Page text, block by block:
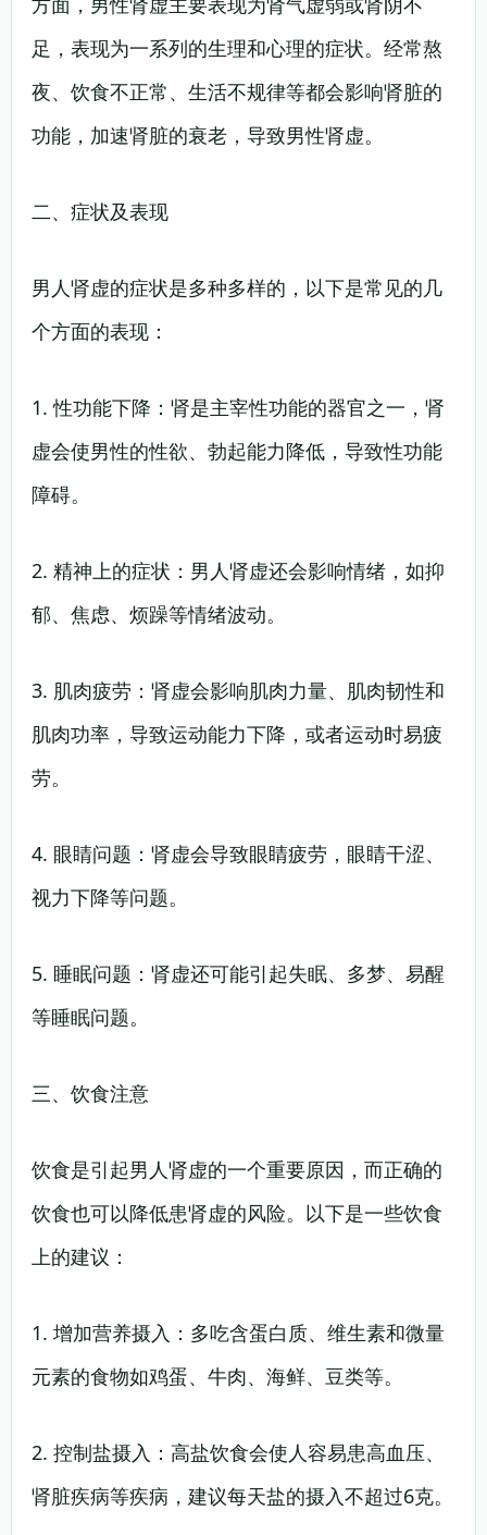
足，表现为一系列的生理和心理的症状。经常熬
夜、饮食不正常、生活不规律等都会影响肾脏的
功能，加速肾脏的衰老，导致男性肾虚。
二、症状及表现
男人肾虚的症状是多种多样的，以下是常见的几
个方面的表现：
1. 性功能下降：肾是主宰性功能的器官之一，肾
虚会使男性的性欲、勃起能力降低，导致性功能
障碍。
2. 精神上的症状：男人肾虚还会影响情绪，如抑
郁、焦虑、烦躁等情绪波动。
3. 肌肉疲劳：肾虚会影响肌肉力量、肌肉韧性和
肌肉功率，导致运动能力下降，或者运动时易疲
劳。
4. 眼睛问题：肾虚会导致眼睛疲劳，眼睛干涩、
视力下降等问题。
5. 睡眠问题：肾虚还可能引起失眠、多梦、易醒
等睡眠问题。
三、饮食注意
饮食是引起男人肾虚的一个重要原因，而正确的
饮食也可以降低患肾虚的风险。以下是一些饮食
上的建议：
1. 增加营养摄入：多吃含蛋白质、维生素和微量
元素的食物如鸡蛋、牛肉、海鲜、豆类等。
2. 控制盐摄入：高盐饮食会使人容易患高血压、
肾脏疾病等疾病，建议每天盐的摄入不超过6克。